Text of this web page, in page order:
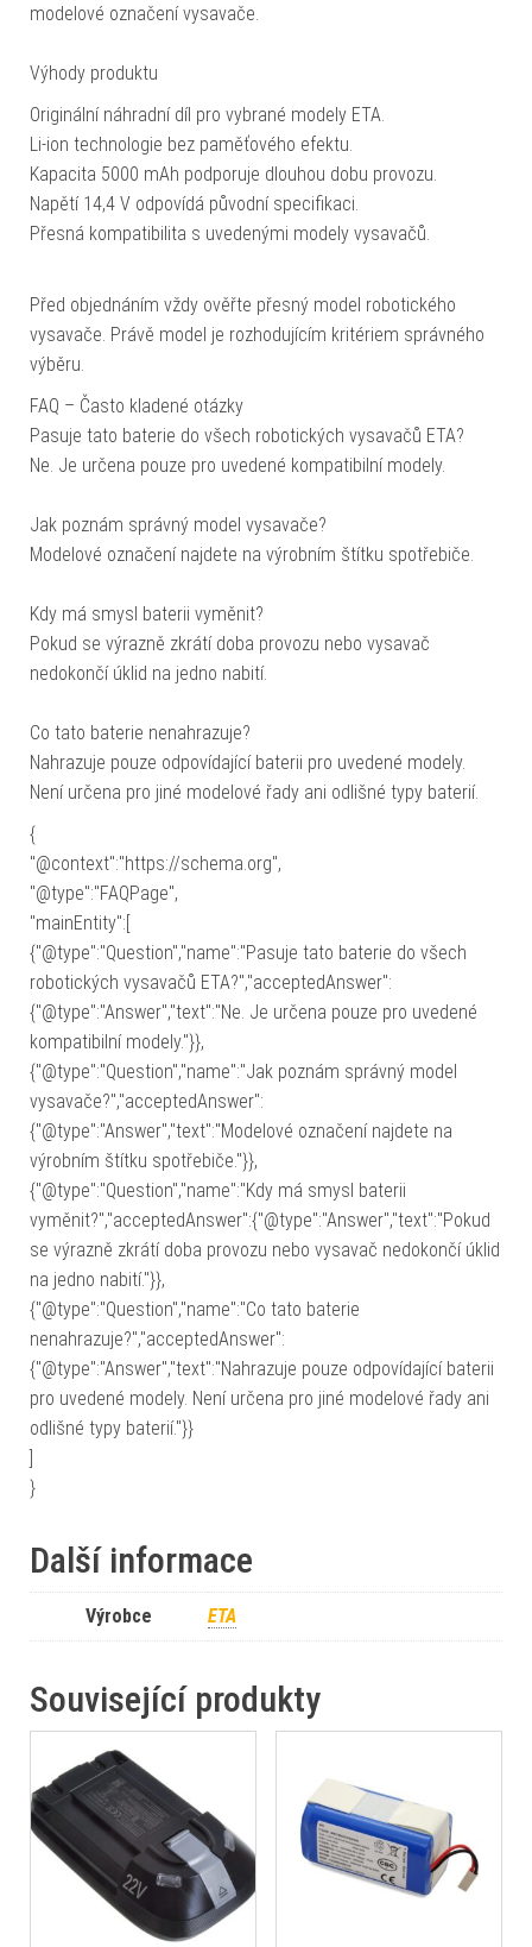
modelové označení vysavače.
Výhody produktu
Originální náhradní díl pro vybrané modely ETA.
Li-ion technologie bez paměťového efektu.
Kapacita 5000 mAh podporuje dlouhou dobu provozu.
Napětí 14,4 V odpovídá původní specifikaci.
Přesná kompatibilita s uvedenými modely vysavačů.
Před objednáním vždy ověřte přesný model robotického
vysavače. Právě model je rozhodujícím kritériem správného
výběru.
FAQ – Často kladené otázky
Pasuje tato baterie do všech robotických vysavačů ETA?
Ne. Je určena pouze pro uvedené kompatibilní modely.
Jak poznám správný model vysavače?
Modelové označení najdete na výrobním štítku spotřebiče.
Kdy má smysl baterii vyměnit?
Pokud se výrazně zkrátí doba provozu nebo vysavač
nedokončí úklid na jedno nabití.
Co tato baterie nenahrazuje?
Nahrazuje pouze odpovídající baterii pro uvedené modely.
Není určena pro jiné modelové řady ani odlišné typy baterií.
{
"@context":"https://schema.org",
"@type":"FAQPage",
"mainEntity":[
{"@type":"Question","name":"Pasuje tato baterie do všech
robotických vysavačů ETA?","acceptedAnswer":
{"@type":"Answer","text":"Ne. Je určena pouze pro uvedené
kompatibilní modely."}},
{"@type":"Question","name":"Jak poznám správný model
vysavače?","acceptedAnswer":
{"@type":"Answer","text":"Modelové označení najdete na
výrobním štítku spotřebiče."}},
{"@type":"Question","name":"Kdy má smysl baterii
vyměnit?","acceptedAnswer":{"@type":"Answer","text":"Pokud
se výrazně zkrátí doba provozu nebo vysavač nedokončí úklid
na jedno nabití."}},
{"@type":"Question","name":"Co tato baterie
nenahrazuje?","acceptedAnswer":
{"@type":"Answer","text":"Nahrazuje pouze odpovídající baterii
pro uvedené modely. Není určena pro jiné modelové řady ani
odlišné typy baterií."}}
]
}
Další informace
Výrobce ETA
Související produkty